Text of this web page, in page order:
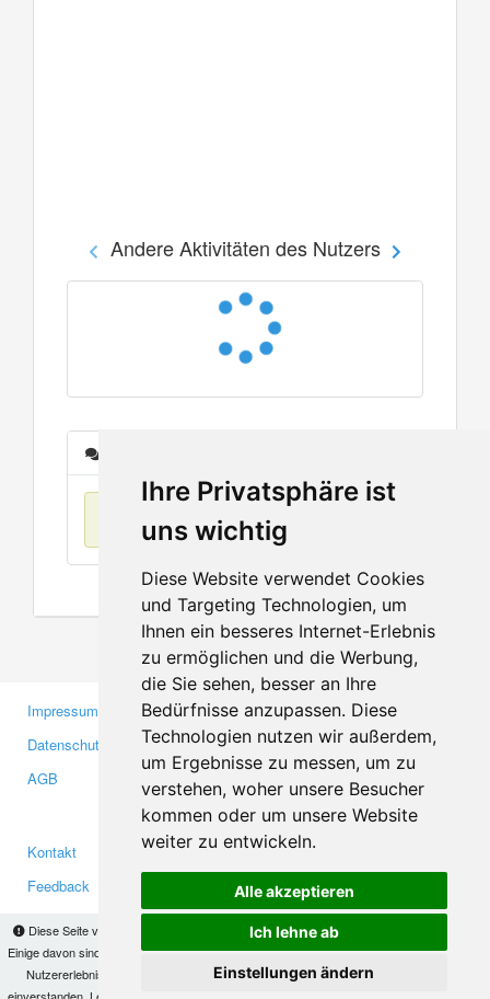
Ihre Privatsphäre ist
uns wichtig
Diese Website verwendet Cookies
und Targeting Technologien, um
Ihnen ein besseres Internet-Erlebnis
zu ermöglichen und die Werbung,
die Sie sehen, besser an Ihre
Bedürfnisse anzupassen. Diese
Technologien nutzen wir außerdem,
um Ergebnisse zu messen, um zu
verstehen, woher unsere Besucher
kommen oder um unsere Website
weiter zu entwickeln.
Alle akzeptieren
Ich lehne ab
Einstellungen ändern
Diese Seite verwendet Cookies, um Informationen auf Ihrem Computer zu speichern.
Einige davon sind notwendig, damit unsere Seite funktioniert, andere helfen uns dabei, das
Nutzererlebnis zu verbessern. Mit der Nutzung dieser Seite erklären Sie sich damit
Andere Aktivitäten des Nutzers
Keine Einträge
Impressum
Datenschutzerklärung
AGB
Gewerbetreibende
Investoren
Medien
Kontakt
Feedback
Facebook
Twitter
YouTube
Google+